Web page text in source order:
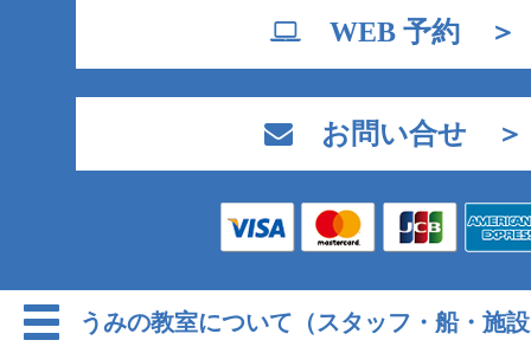
WEB 予約 ＞
お問い合せ ＞
うみの教室について（スタッフ・船・施